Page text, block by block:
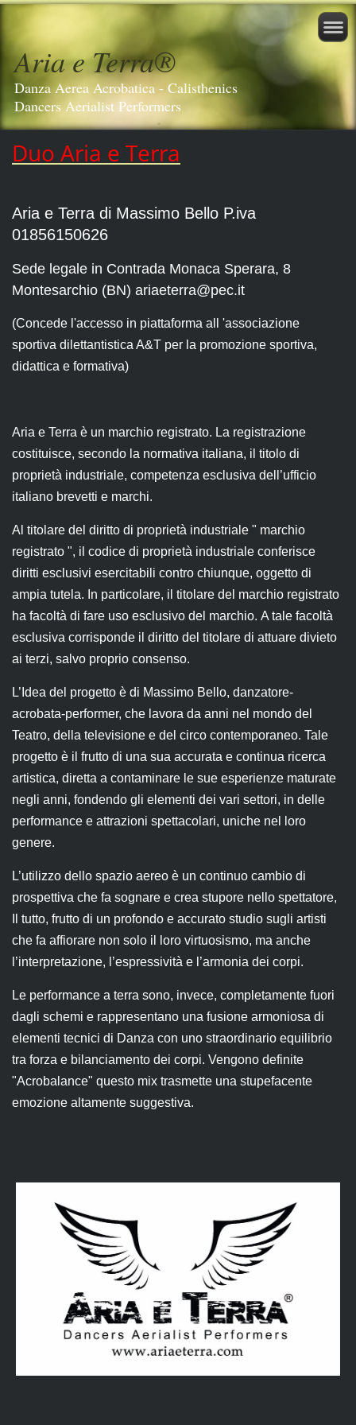
Aria e Terra®️
Danza Aerea Acrobatica - Calisthenics
Dancers Aerialist Performers
Duo Aria e Terra
Aria e Terra di Massimo Bello P.iva
01856150626
Sede legale in Contrada Monaca Sperara, 8
Montesarchio (BN) ariaeterra@pec.it
(Concede l'accesso in piattaforma all 'associazione
sportiva dilettantistica A&T per la promozione sportiva,
didattica e formativa)
Aria e Terra è un marchio registrato. La registrazione
costituisce, secondo la normativa italiana, il titolo di
proprietà industriale, competenza esclusiva dell’ufficio
italiano brevetti e marchi.
Al titolare del diritto di proprietà industriale " marchio
registrato ", il codice di proprietà industriale conferisce
diritti esclusivi esercitabili contro chiunque, oggetto di
ampia tutela. In particolare, il titolare del marchio registrato
ha facoltà di fare uso esclusivo del marchio. A tale facoltà
esclusiva corrisponde il diritto del titolare di attuare divieto
ai terzi, salvo proprio consenso.
L’Idea del progetto è di Massimo Bello, danzatore-
acrobata-performer, che lavora da anni nel mondo del
Teatro, della televisione e del circo contemporaneo. Tale
progetto è il frutto di una sua accurata e continua ricerca
artistica, diretta a contaminare le sue esperienze maturate
negli anni, fondendo gli elementi dei vari settori, in delle
performance e attrazioni spettacolari, uniche nel loro
genere.
L’utilizzo dello spazio aereo è un continuo cambio di
prospettiva che fa sognare e crea stupore nello spettatore,
Il tutto, frutto di un profondo e accurato studio sugli artisti
che fa affiorare non solo il loro virtuosismo, ma anche
l’interpretazione, l’espressività e l’armonia dei corpi.
Le performance a terra sono, invece, completamente fuori
dagli schemi e rappresentano una fusione armoniosa di
elementi tecnici di Danza con uno straordinario equilibrio
tra forza e bilanciamento dei corpi. Vengono definite
"Acrobalance" questo mix trasmette una stupefacente
emozione altamente suggestiva.